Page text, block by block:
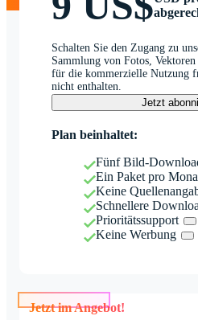
Schalten Sie den Zugang zu
Sammlung von Fotos,
für die kommerzielle Nutzung
nicht enthalten.
Jetzt
Plan beinhaltet:
Fünf Bild-
Ein Paket pro
Keine
Schnellere
Prioritätssupport
Keine Werbung
Jetzt im Angebot!